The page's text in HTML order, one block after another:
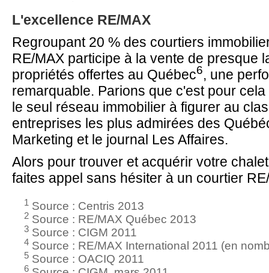
L'excellence RE/MAX
Regroupant 20 % des courtiers
RE/MAX participe à la vente de presque
propriétés offertes au Québec6, une
remarquable. Parions que c'est pour
le seul réseau immobilier à figurer au
entreprises les plus admirées des
Marketing et le journal Les Affaires.
Alors pour trouver et acquérir votre
faites appel sans hésiter à un courtier
1 Source : Centris 2013
2 Source : RE/MAX Québec 2013
3 Source : CIGM 2011
4 Source : RE/MAX International 2011 (en
5 Source : OACIQ 2011
6